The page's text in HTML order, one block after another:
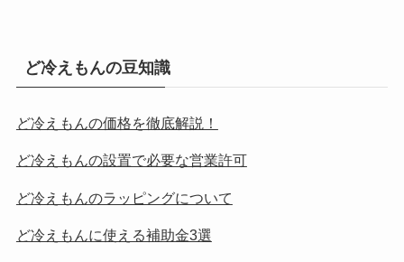
ど冷えもんの豆知識
ど冷えもんの価格を徹底解説！
ど冷えもんの設置で必要な営業許可
ど冷えもんのラッピングについて
ど冷えもんに使える補助金3選